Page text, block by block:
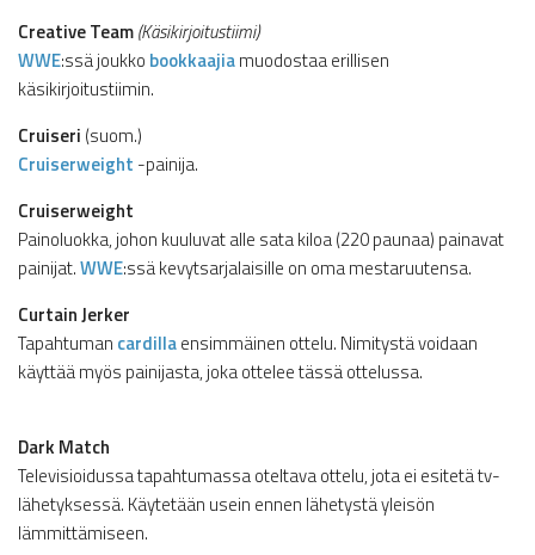
Creative Team(Käsikirjoitustiimi)
WWE:ssä joukko bookkaajiamuodostaa erillisen
käsikirjoitustiimin.
Cruiseri (suom.)
Cruiserweight -painija.
Cruiserweight
Painoluokka, johon kuuluvat alle sata kiloa (220 paunaa) painavat
painijat.WWE:ssä kevytsarjalaisille on oma mestaruutensa.
Curtain Jerker
Tapahtuman cardillaensimmäinen ottelu. Nimitystä voidaan
käyttää myös painijasta, joka ottelee tässä ottelussa.
Dark Match
Televisioidussa tapahtumassa oteltava ottelu, jota ei esitetä tv-
lähetyksessä. Käytetään usein ennen lähetystä yleisön
lämmittämiseen.